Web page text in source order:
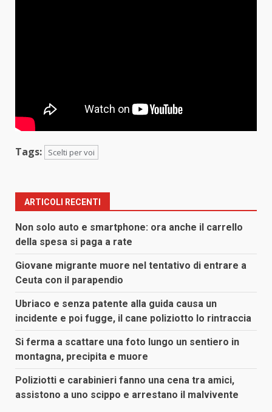
Tags: Scelti per voi
ARTICOLI RECENTI
Non solo auto e smartphone: ora anche il carrello
della spesa si paga a rate
Giovane migrante muore nel tentativo di entrare a
Ceuta con il parapendio
Ubriaco e senza patente alla guida causa un
incidente e poi fugge, il cane poliziotto lo rintraccia
Si ferma a scattare una foto lungo un sentiero in
montagna, precipita e muore
Poliziotti e carabinieri fanno una cena tra amici,
assistono a uno scippo e arrestano il malvivente